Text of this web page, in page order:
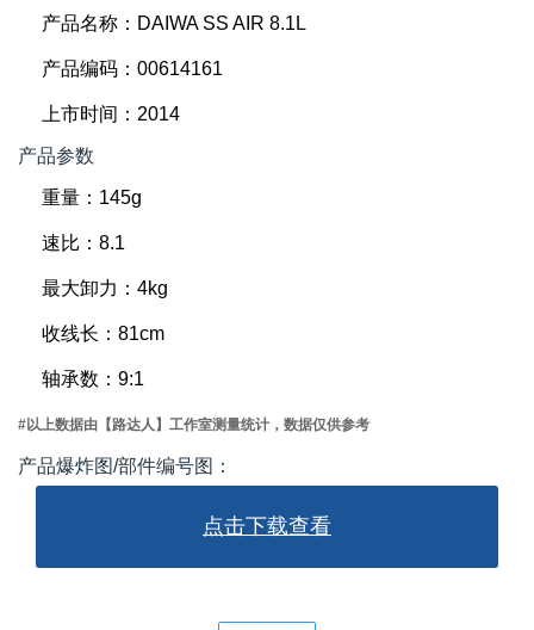
产品名称：DAIWA SS AIR 8.1L
产品编码：00614161
上市时间：2014
产品参数
重量：145g
速比：8.1
最大卸力：4kg
收线长：81cm
轴承数：9:1
#以上数据由【路达人】工作室测量统计，数据仅供参考
产品爆炸图/部件编号图：
点击下载查看